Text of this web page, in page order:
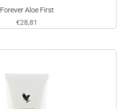
Forever Aloe First
€28,81